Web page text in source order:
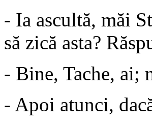
- Ia ascultă, măi
să zică asta?
- Bine, Tache, ai;
- Apoi atunci,